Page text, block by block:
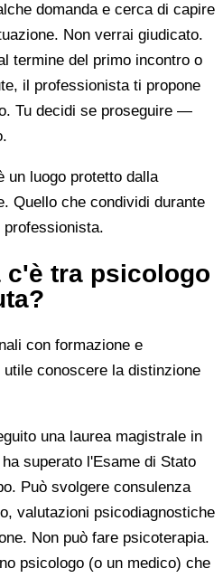
domanda e cerca di capire
Non verrai giudicato.
termine del primo incontro o
il professionista ti propone
Tu decidi se proseguire —
un luogo protetto dalla
Quello che condividi durante
c'è tra psicologo
con formazione e
conoscere la distinzione
una laurea magistrale in
superato l'Esame di Stato
Può svolgere consulenza
valutazioni psicodiagnostiche
Non può fare psicoterapia.
psicologo (o un medico) che